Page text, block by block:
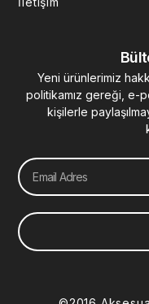
Yeni ürünlerimiz
politikamız gereği, e-
kişilerle
Email